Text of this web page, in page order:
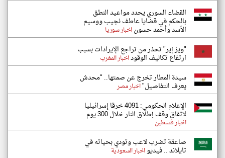
القضاء السوري يحدد مواعيد النطق
بالحكم في قضايا عاطف نجيب ووسيم
الأسد وأحمد حسوناخبار سوريا
"ويز إير" تحذر من تراجع الإيرادات بسبب
ارتفاع تكاليف الوقوداخبار المغرب
سيدة المطار تخرج عن صمتها.. "محدش
يعرف التفاصيل"اخبار مصر
الإعلام الحكومي: 4091 خرقا إسرائيليا
لاتفاق وقف إطلاق النار خلال 300 يوم
اخبار فلسطين
صاعقة تضرب لاعب وتودي بحياته في
تايلاند .. فيديواخبار السعودية